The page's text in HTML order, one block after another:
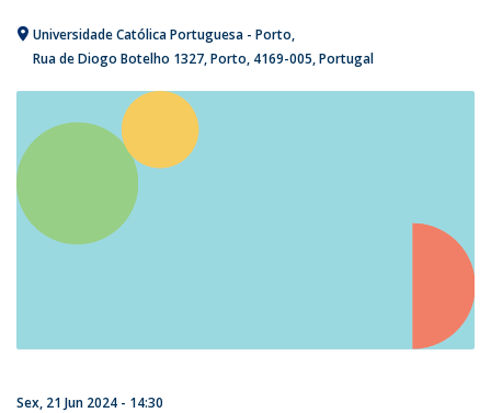
Universidade Católica Portuguesa - Porto
Rua de Diogo Botelho 1327 Porto 4169-005 Portugal
Sex, 21 Jun 2024 - 14:30